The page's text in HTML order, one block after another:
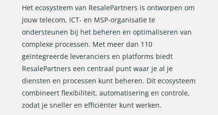
Het ecosysteem van ResalePartners is ontworpen om
jouw telecom, ICT- en MSP-organisatie te
ondersteunen bij het beheren en optimaliseren van
complexe processen. Met meer dan 110
geïntegreerde leveranciers en platforms biedt
ResalePartners een centraal punt waar je al je
diensten en processen kunt beheren. Dit ecosysteem
combineert flexibiliteit, automatisering en controle,
zodat je sneller en efficiënter kunt werken.